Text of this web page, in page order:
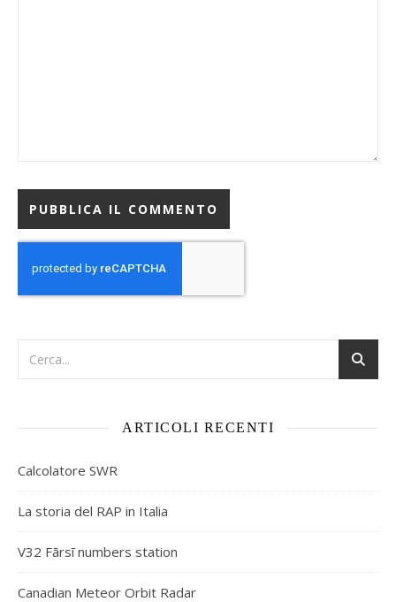
ARTICOLI RECENTI
Calcolatore SWR
La storia del RAP in Italia
V32 Fārsī numbers station
Canadian Meteor Orbit Radar